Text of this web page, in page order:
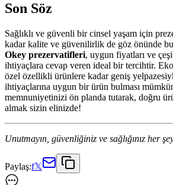
Son Söz
Sağlıklı ve güvenli bir cinsel yaşam için
kadar kalite ve güvenilirlik de göz önünde
Okey prezervatifleri, uygun fiyatları ve
ihtiyaçlara cevap veren ideal bir tercihtir.
özel özellikli ürünlere kadar geniş
ihtiyaçlarına uygun bir ürün bulması
memnuniyetinizi ön planda tutarak, doğru
almak sizin elinizde!
Unutmayın, güvenliğiniz ve sağlığınız her
Paylaş:f𝕏